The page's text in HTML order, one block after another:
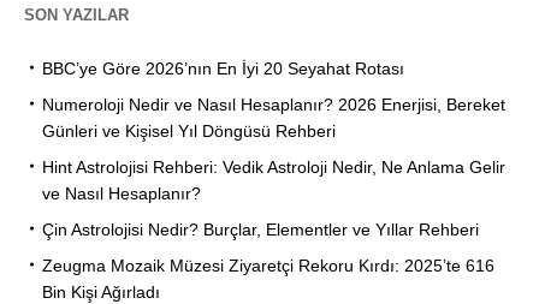
SON YAZILAR
BBC’ye Göre 2026’nın En İyi 20 Seyahat Rotası
Numeroloji Nedir ve Nasıl Hesaplanır? 2026 Enerjisi, Bereket
Günleri ve Kişisel Yıl Döngüsü Rehberi
Hint Astrolojisi Rehberi: Vedik Astroloji Nedir, Ne Anlama Gelir
ve Nasıl Hesaplanır?
Çin Astrolojisi Nedir? Burçlar, Elementler ve Yıllar Rehberi
Zeugma Mozaik Müzesi Ziyaretçi Rekoru Kırdı: 2025’te 616
Bin Kişi Ağırladı